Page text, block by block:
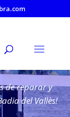
del
de reparar y
del Vallès!